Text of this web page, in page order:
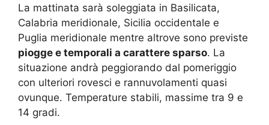
La mattinata sarà soleggiata in Basilicata,
Calabria meridionale, Sicilia occidentale e
Puglia meridionale mentre altrove sono previste
piogge e temporali a carattere sparso. La
situazione andrà peggiorando dal pomeriggio
con ulteriori rovesci e rannuvolamenti quasi
ovunque. Temperature stabili, massime tra 9 e
14 gradi.